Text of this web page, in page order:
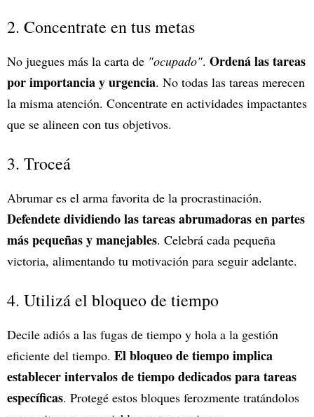
2. Concentrate en tus metas
No juegues más la carta de "ocupado". Ordená las tareas
por importancia y urgencia. No todas las tareas merecen
la misma atención. Concentrate en actividades impactantes
que se alineen con tus objetivos.
3. Troceá
Abrumar es el arma favorita de la procrastinación.
Defendete dividiendo las tareas abrumadoras en partes
más pequeñas y manejables. Celebrá cada pequeña
victoria, alimentando tu motivación para seguir adelante.
4. Utilizá el bloqueo de tiempo
Decile adiós a las fugas de tiempo y hola a la gestión
eficiente del tiempo. El bloqueo de tiempo implica
establecer intervalos de tiempo dedicados para tareas
específicas. Protegé estos bloques ferozmente tratándolos